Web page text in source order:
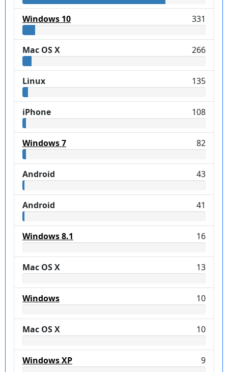
Windows 10 331
Mac OS X 266
Linux 135
iPhone 108
Windows 7 82
Android 43
Android 41
Windows 8.1 16
Mac OS X 13
Windows 10
Mac OS X 10
Windows XP 9